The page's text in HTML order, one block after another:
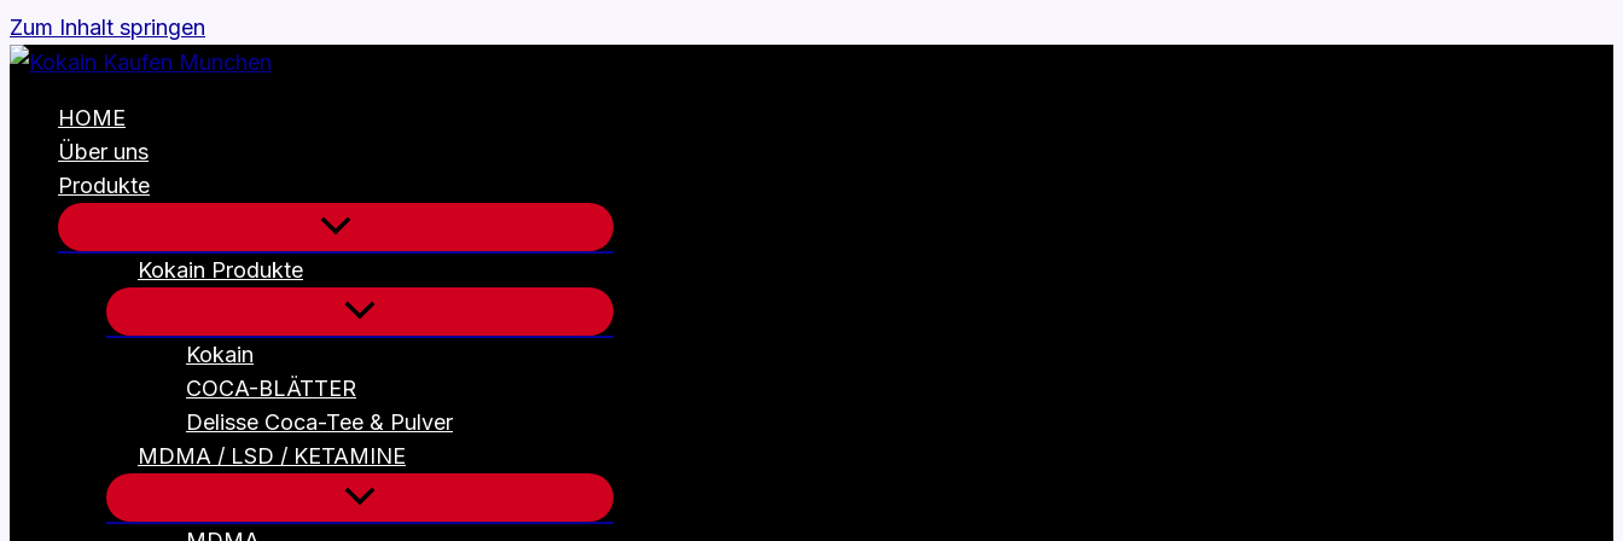
Zum Inhalt springen
HOME
Über uns
Produkte
Kokain Produkte
Kokain
COCA-BLÄTTER
Delisse Coca-Tee & Pulver
MDMA / LSD / KETAMINE